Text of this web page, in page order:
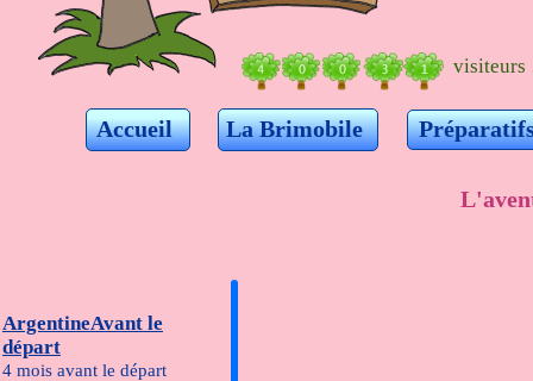
ArgentineAvant le
départ
4 mois avant le départ
visiteurs
La Brimobile
Accueil